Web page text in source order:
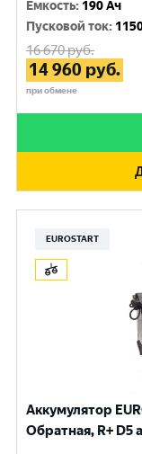
Емкость: 190 Ач
Пусковой ток:
16 670руб.
14 960 руб.
при обмене
EUROSTART
Аккумулятор
Обратная, R+ D5